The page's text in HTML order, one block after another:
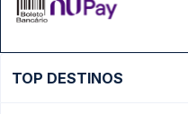
TOP DESTINOS